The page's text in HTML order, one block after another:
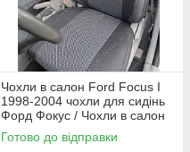
Чохли в салон Ford Focus I
1998-2004 чохли для сидінь
Форд Фокус / Чохли в салон
Форд Фокус 1 / авто чохли
Ford Focus
Готово до відправки